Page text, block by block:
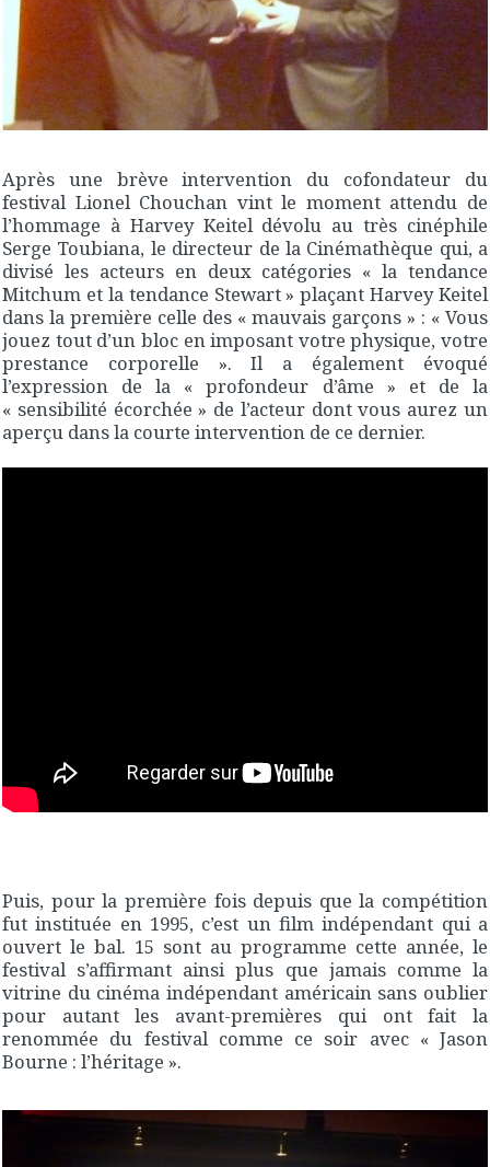
Après une brève intervention du cofondateur du
festival Lionel Chouchan vint le moment attendu de
l’hommage à Harvey Keitel dévolu au très cinéphile
Serge Toubiana, le directeur de la Cinémathèque qui, a
divisé les acteurs en deux catégories « la tendance
Mitchum et la tendance Stewart » plaçant Harvey Keitel
dans la première celle des « mauvais garçons » : « Vous
jouez tout d’un bloc en imposant votre physique, votre
prestance corporelle ». Il a également évoqué
l’expression de la « profondeur d’âme » et de la
« sensibilité écorchée » de l’acteur dont vous aurez un
aperçu dans la courte intervention de ce dernier.
Puis, pour la première fois depuis que la compétition
fut instituée en 1995, c’est un film indépendant qui a
ouvert le bal. 15 sont au programme cette année, le
festival s’affirmant ainsi plus que jamais comme la
vitrine du cinéma indépendant américain sans oublier
pour autant les avant-premières qui ont fait la
renommée du festival comme ce soir avec « Jason
Bourne : l’héritage ».